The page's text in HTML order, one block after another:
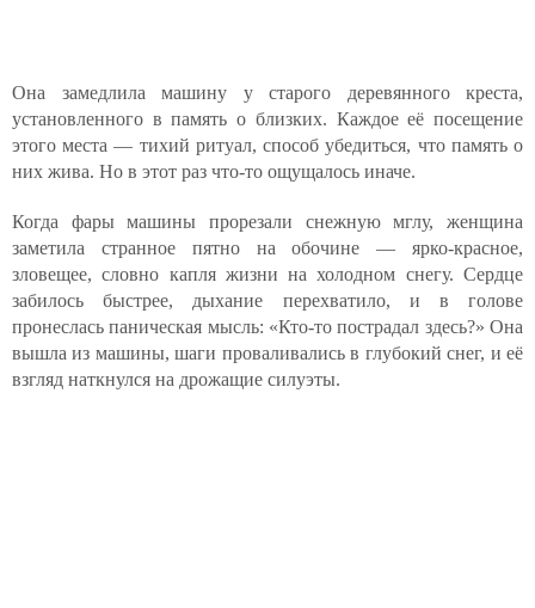
Она замедлила машину у старого деревянного креста,
установленного в память о близких. Каждое её посещение
этого места — тихий ритуал, способ убедиться, что память о
них жива. Но в этот раз что-то ощущалось иначе.
Когда фары машины прорезали снежную мглу, женщина
заметила странное пятно на обочине — ярко-красное,
зловещее, словно капля жизни на холодном снегу. Сердце
забилось быстрее, дыхание перехватило, и в голове
пронеслась паническая мысль: «Кто-то пострадал здесь?» Она
вышла из машины, шаги проваливались в глубокий снег, и её
взгляд наткнулся на дрожащие силуэты.